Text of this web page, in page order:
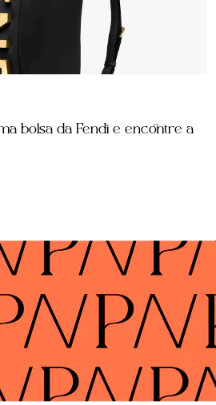
bolsa da Fendi e encontre a